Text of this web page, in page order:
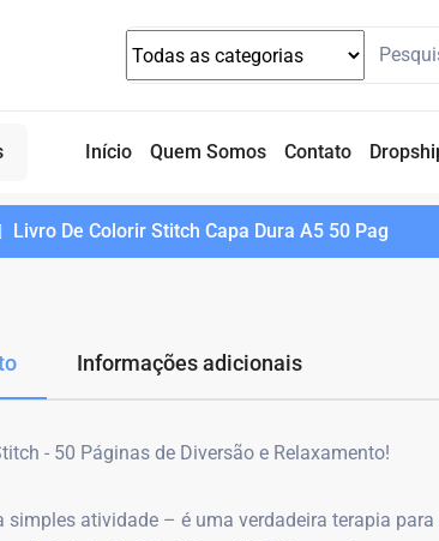
Início Quem Somos Contato
Livro De Colorir Stitch Capa Dura A5 50 Pag
Informações adicionais
- 50 Páginas de Diversão e Relaxamento!
simples atividade – é uma verdadeira terapia